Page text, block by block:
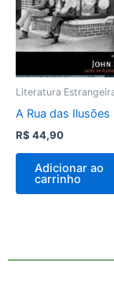
Literatura
A Rua das Ilusões
R$ 44,90
Adicionar ao
carrinho